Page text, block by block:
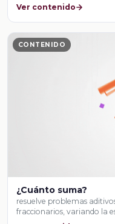
Ver contenido
CONTENIDO
¿Cuánto suma?
resuelve problemas
fraccionarios, variando la